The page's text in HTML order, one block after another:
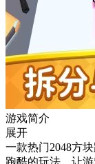
游戏简介
展开
一款热门2048方
跑酷的玩法，让